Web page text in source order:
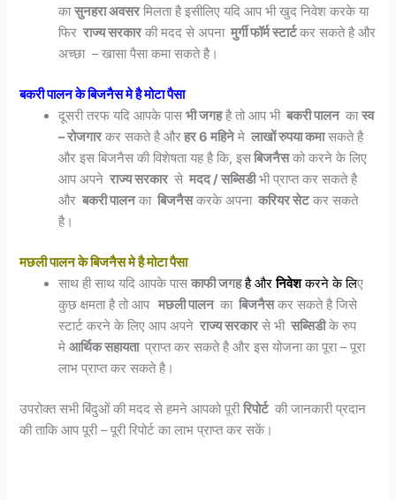
कासुनहरा अवसरमिलता है इसीलिए यदि आप भी खुद निवेश करके या
फिर राज्य सरकारकी मदद से अपना मुर्गी फॉर्म स्टार्टकर सकते है और
अच्छा – खासा पैसा कमा सकते है।
बकरी पालन के बिजनैस मे है मोटा पैसा
दूसरी तरफ यदि आपके पासभी जगहहै तो आप भी बकरी पालन कास्व
– रोजगारकर सकते है औरहर 6 महिनेमे लाखों रुपया कमासकते है
और इस बिजनैस की विशेषता यह है कि, इसबिजनैसको करने के लिए
आप अपने राज्य सरकार से मदद / सब्सिडीभी प्राप्त कर सकते है
और बकरी पालनका बिजनैसकरके अपना करियर सेटकर सकते
है।
मछली पालन के बिजनैस मे है मोटा पैसा
साथ ही साथ यदि आपके पासकाफी जगहहै औरनिवेशकरने के लिए
कुछ क्षमता है तो आप मछली पालन का बिजनैसकर सकते है जिसे
स्टार्ट करने के लिए आप अपने राज्य सरकारसे भी सब्सिडीके रुप
मेआर्थिक सहायता प्राप्त कर सकते है और इस योजना का पूरा – पूरा
लाभ प्राप्त कर सकते है।
उपरोक्त सभी बिंदुओं की मदद से हमने आपको पूरीरिपोर्ट की जानकारी प्रदान
की ताकि आप पूरी – पूरी रिपोर्ट का लाभ प्राप्त कर सकें।